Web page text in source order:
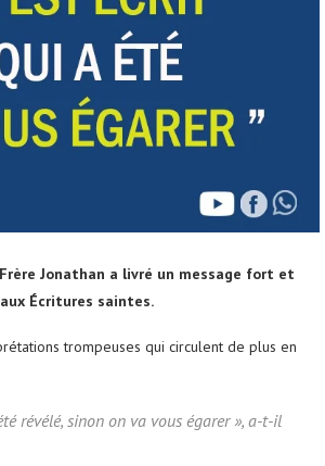
Jonathan a livré un message fort et
Écritures saintes.
trompeuses qui circulent de plus en
révélé, sinon on va vous égarer », a-t-il